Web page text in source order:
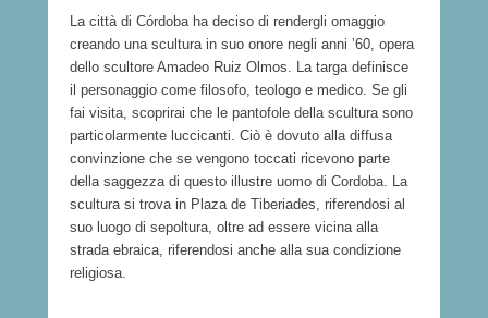
La città di Córdoba ha deciso di rendergli omaggio
creando una scultura in suo onore negli anni ’60, opera
dello scultore Amadeo Ruiz Olmos. La targa definisce
il personaggio come filosofo, teologo e medico. Se gli
fai visita, scoprirai che le pantofole della scultura sono
particolarmente luccicanti. Ciò è dovuto alla diffusa
convinzione che se vengono toccati ricevono parte
della saggezza di questo illustre uomo di Cordoba. La
scultura si trova in Plaza de Tiberiades, riferendosi al
suo luogo di sepoltura, oltre ad essere vicina alla
strada ebraica, riferendosi anche alla sua condizione
religiosa.